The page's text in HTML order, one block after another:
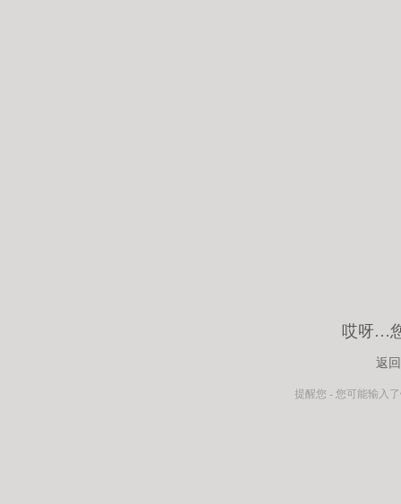
哎呀…
返回
提醒您 - 您可能输入